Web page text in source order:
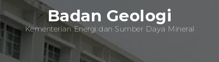
Badan Geologi
Kementerian Energi dan Sumber Daya Mineral